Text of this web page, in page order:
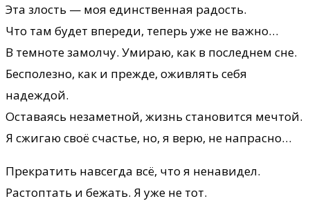
Эта злость — моя единственная радость.
Что там будет впереди, теперь уже не важно…
В темноте замолчу. Умираю, как в последнем сне.
Бесполезно, как и прежде, оживлять себя
надеждой.
Оставаясь незаметной, жизнь становится мечтой.
Я сжигаю своё счастье, но, я верю, не напрасно…
Прекратить навсегда всё, что я ненавидел.
Растоптать и бежать. Я уже не тот.